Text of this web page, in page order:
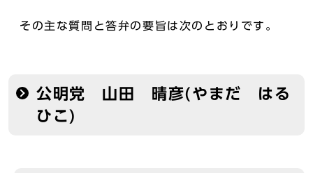
その主な質問と答弁の要旨は次のとおりです。
公明党 山田 晴彦(やまだ はる
ひこ)